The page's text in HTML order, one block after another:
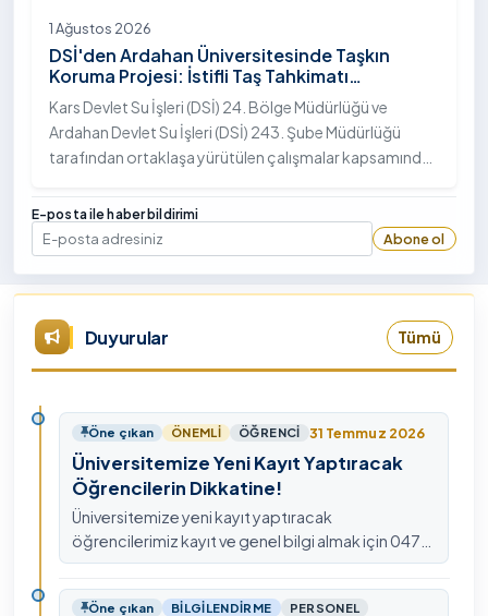
1 Ağustos 2026
DSİ'den Ardahan Üniversitesinde Taşkın
Koruma Projesi: İstifli Taş Tahkimatı
Çalışmaları Tamamlandı
Kars Devlet Su İşleri (DSİ) 24. Bölge Müdürlüğü ve
Ardahan Devlet Su İşleri (DSİ) 243. Şube Müdürlüğü
tarafından ortaklaşa yürütülen çalışmalar kapsamında,
"İstifli Taş Tahkimatı" projesi titizlikle tamamlandı.
E-posta ile haber bildirimi
E-posta
Abone ol
Duyurular Tümü
Öne çıkan ÖNEMLI ÖĞRENCI 31 Temmuz 2026
Üniversitemize Yeni Kayıt Yaptıracak
Öğrencilerin Dikkatine!
Üniversitemize yeni kayıt yaptıracak
öğrencilerimiz kayıt ve genel bilgi almak için 0478
211 75 75 Dahili: 1913 nolu telefondan
ulaşabilirsiniz.
Öne çıkan BILGILENDIRME PERSONEL